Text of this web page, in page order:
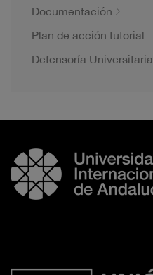
Documentación
Plan de acción tutorial
Defensoría Universitaria